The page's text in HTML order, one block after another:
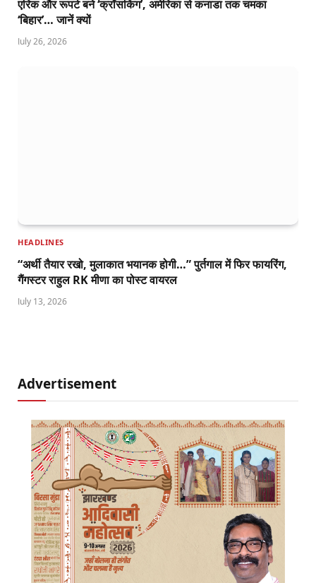
एरिक और रूपर्ट बने ‘क्रॉसकिंग’, अमेरिका से कनाडा तक चमका
‘बिहार’… जानें क्यों
July 26, 2026
HEADLINES
“अर्थी तैयार रखो, मुलाकात भयानक होगी…” पुर्तगाल में फिर फायरिंग,
गैंगस्टर राहुल RK मीणा का पोस्ट वायरल
July 13, 2026
Advertisement